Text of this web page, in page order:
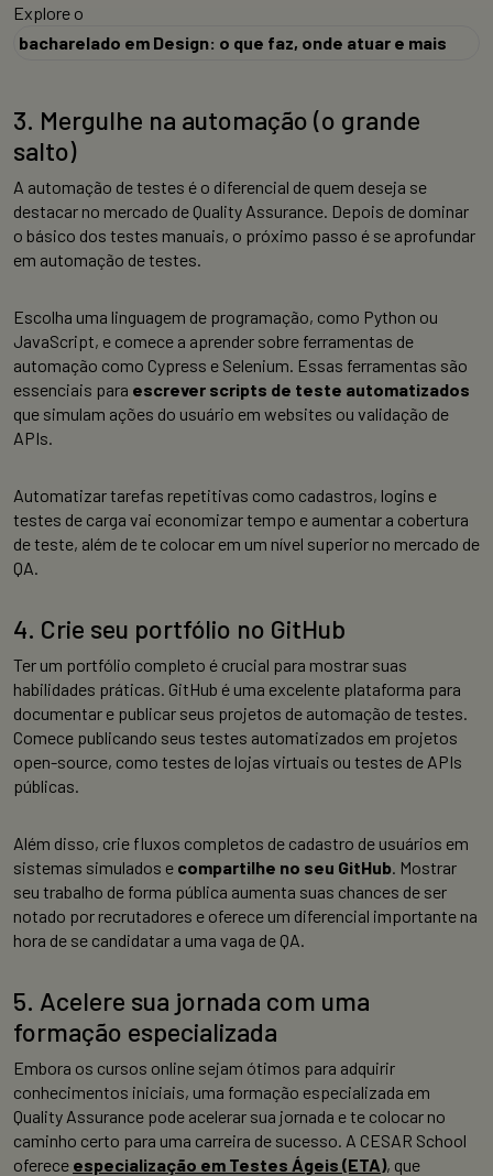
Explore o
bacharelado em Design: o que faz, onde atuar e mais
3. Mergulhe na automação (o grande
salto)
A automação de testes é o diferencial de quem deseja se
destacar no mercado de Quality Assurance. Depois de dominar
o básico dos testes manuais, o próximo passo é se aprofundar
em automação de testes.
Escolha uma linguagem de programação, como Python ou
JavaScript, e comece a aprender sobre ferramentas de
automação como Cypress e Selenium. Essas ferramentas são
essenciais para escrever scripts de teste automatizados
que simulam ações do usuário em websites ou validação de
APIs.
Automatizar tarefas repetitivas como cadastros, logins e
testes de carga vai economizar tempo e aumentar a cobertura
de teste, além de te colocar em um nível superior no mercado de
QA.
4. Crie seu portfólio no GitHub
Ter um portfólio completo é crucial para mostrar suas
habilidades práticas. GitHub é uma excelente plataforma para
documentar e publicar seus projetos de automação de testes.
Comece publicando seus testes automatizados em projetos
open-source, como testes de lojas virtuais ou testes de APIs
públicas.
Além disso, crie fluxos completos de cadastro de usuários em
sistemas simulados e compartilhe no seu GitHub . Mostrar
seu trabalho de forma pública aumenta suas chances de ser
notado por recrutadores e oferece um diferencial importante na
hora de se candidatar a uma vaga de QA.
5. Acelere sua jornada com uma
formação especializada
Embora os cursos online sejam ótimos para adquirir
conhecimentos iniciais, uma formação especializada em
Quality Assurance pode acelerar sua jornada e te colocar no
caminho certo para uma carreira de sucesso. A CESAR School
oferece especialização em Testes Ágeis (ETA), que